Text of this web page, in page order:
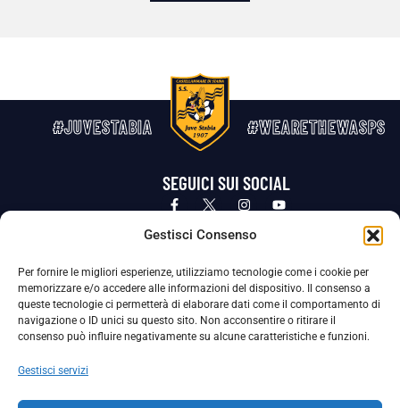
Gestisci Consenso
Per fornire le migliori esperienze, utilizziamo tecnologie come i cookie per
memorizzare e/o accedere alle informazioni del dispositivo. Il consenso a
queste tecnologie ci permetterà di elaborare dati come il comportamento di
navigazione o ID unici su questo sito. Non acconsentire o ritirare il
consenso può influire negativamente su alcune caratteristiche e funzioni.
Gestisci servizi
#JUVESTABIA #WEARETHEWASPS
SEGUICI SUI SOCIAL
Privacy Policy Cookie Policy
La Società ha nominato il Responsabile della Protezione dei Dati Personali (DPO), figura specializzata che vigila sulle modalità
adottate dalla nostra Società per tutelare i Suoi dati personali.
Per contattare il DPO può scrivere a